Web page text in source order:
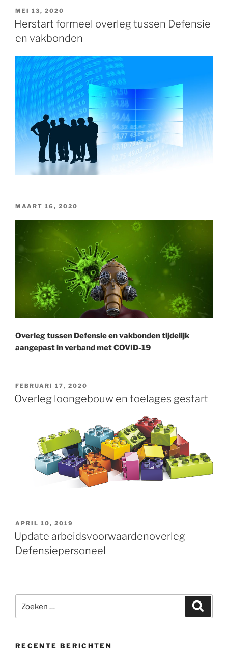
GEPLAATST
OP
MEI 13, 2020
Herstart formeel overleg tussen Defensie
en vakbonden
GEPLAATST
MAART 16, 2020
Overleg tussen Defensie en vakbonden tijdelijk
aangepast in verband met COVID-19
GEPLAATST
OP
FEBRUARI 17, 2020
Overleg loongebouw en toelages gestart
GEPLAATST
OP
APRIL 10, 2019
Update arbeidsvoorwaardenoverleg
Defensiepersoneel
naar:
RECENTE BERICHTEN